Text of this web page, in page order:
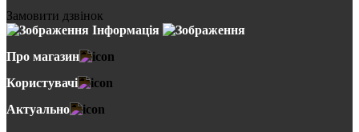
Замовити дзвінок
Інформація
Про магазин
Користувачі
Актуально